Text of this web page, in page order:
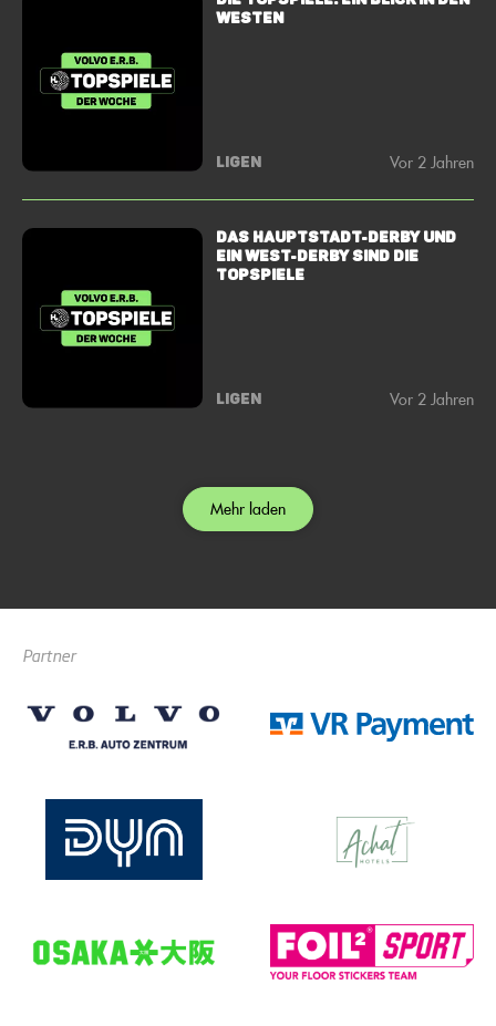
Westen
LIGEN Vor 2 Jahren
Das Hauptstadt-Derby und
ein West-Derby sind die
Topspiele
LIGEN Vor 2 Jahren
Mehr laden
Partner